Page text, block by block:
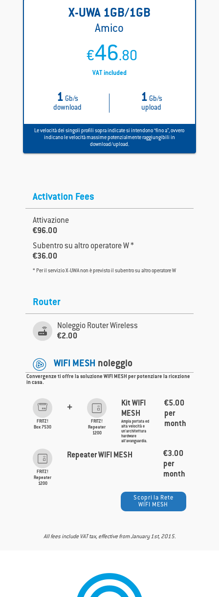
X-UWA 1GB/1GB
Amico
€46.80
VAT included
1 Gb/s
download
1 Gb/s
upload
Le velocità dei singoli profili sopra indicate si intendono “fino a”, ovvero
indicano le velocità massime potenzialmente raggiungibili in
download/upload.
Activation Fees
Attivazione
€96.00
Subentro su altro operatore W *
€36.00
* Per il servizio X-UWA non è previsto il subentro su altro operatore W
Router

Noleggio Router Wireless
€2.00
WIFI MESH noleggio
Convergenze ti offre la soluzione WIFI MESH per potenziare la ricezione
in casa.
FRITZ!
Box 7530
+
FRITZ!
Repeater
1200
Kit WIFI
MESH
Ampia portata ed
alta velocità e
un'architettura
hardware
all'avanguardia.
€5.00
per
month
FRITZ!
Repeater
1200
Repeater WIFI MESH
€3.00
per
month
Scopri la Rete
WIFI MESH
All fees include VAT tax, effective from January 1st, 2015.